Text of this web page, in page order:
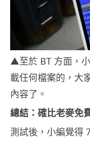
▲至於 BT 方面，
載任何檔案的，大
內容了。
總結：確比老麥免
測試後，小編覺得